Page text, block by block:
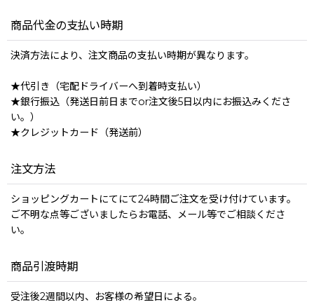
商品代金の支払い時期
決済方法により、注文商品の支払い時期が異なります。
★代引き（宅配ドライバーへ到着時支払い）
★銀行振込（発送日前日までor注文後5日以内にお振込みくださ
い。）
★クレジットカード（発送前）
注文方法
ショッピングカートにてにて24時間ご注文を受け付けています。
ご不明な点等ございましたらお電話、メール等でご相談くださ
い。
商品引渡時期
受注後2週間以内、お客様の希望日による。